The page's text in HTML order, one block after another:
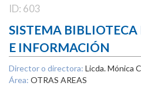
ID: 603
SISTEMA
E INFORMACIÓN
Director o directora: Licda. Mónica
Área: OTRAS AREAS